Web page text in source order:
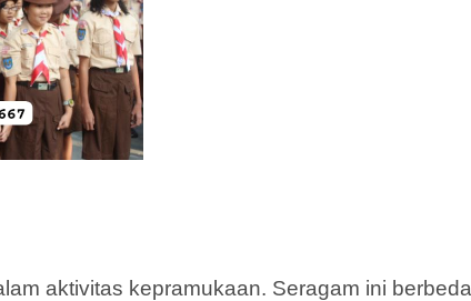
aktivitas kepramukaan. Seragam ini